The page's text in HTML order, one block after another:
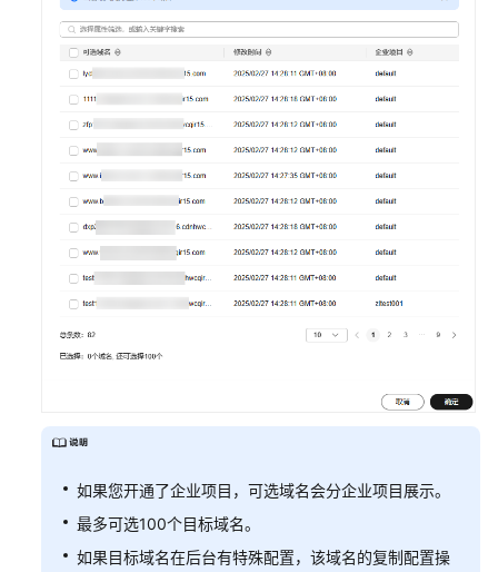
名
置
置
概
OBS
托
权
如果您开通了企业项目，可选域名会分企业项目展示。
最多可选100个目标域名。
如果目标域名在后台有特殊配置，该域名的复制配置操